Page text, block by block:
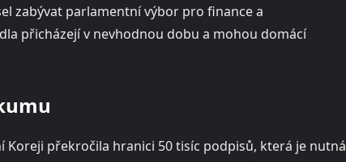
zabývat parlamentní výbor pro finance a
přicházejí v nevhodnou dobu a mohou domácí
Koreji překročila hranici 50 tisíc podpisů, která je nutná